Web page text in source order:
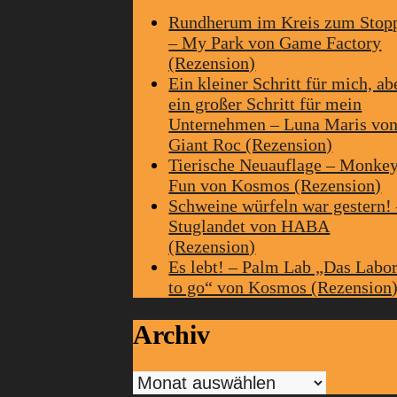
Rundherum im Kreis zum
– My Park von Game Factory
(Rezension)
Ein kleiner Schritt für mich,
ein großer Schritt für mein
Unternehmen – Luna Maris von
Giant Roc (Rezension)
Tierische Neuauflage –
Fun von Kosmos (Rezension)
Schweine würfeln war gestern!
Stuglandet von HABA
(Rezension)
Es lebt! – Palm Lab „Das Labor
to go“ von Kosmos (Rezension)
Archiv
Archiv